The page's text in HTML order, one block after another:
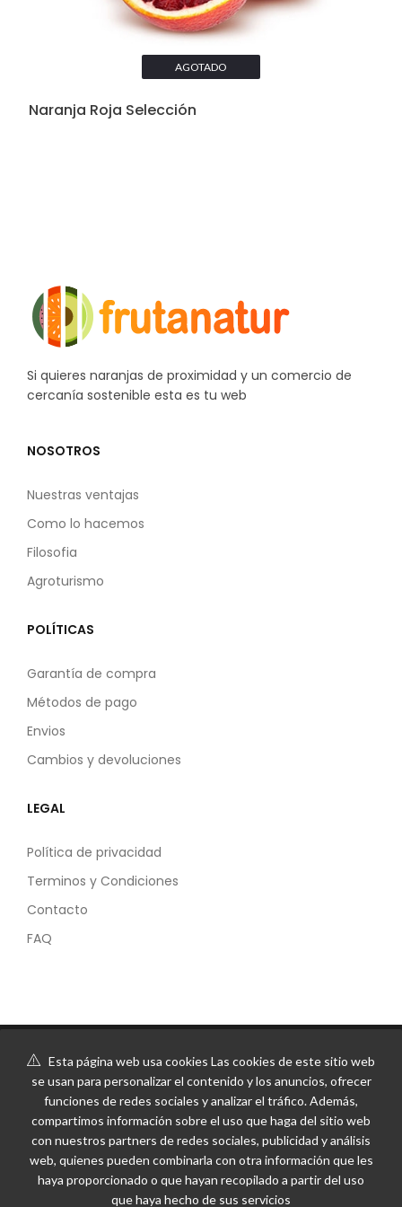
AGOTADO
Naranja Roja Selección
Si quieres naranjas de proximidad y un comercio de
cercanía sostenible esta es tu web
NOSOTROS
Nuestras ventajas
Como lo hacemos
Filosofia
Agroturismo
POLÍTICAS
Garantía de compra
Métodos de pago
Envios
Cambios y devoluciones
LEGAL
Política de privacidad
Terminos y Condiciones
Contacto
FAQ
Esta página web usa cookies Las cookies de este sitio web
se usan para personalizar el contenido y los anuncios, ofrecer
funciones de redes sociales y analizar el tráfico. Además,
compartimos información sobre el uso que haga del sitio web
con nuestros partners de redes sociales, publicidad y análisis
web, quienes pueden combinarla con otra información que les
haya proporcionado o que hayan recopilado a partir del uso
que haya hecho de sus servicios